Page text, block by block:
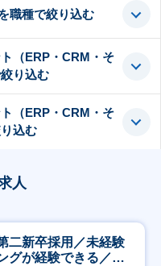
職種で絞り込む
（ERP・CRM・そ
り込む
（ERP・CRM・そ
込む
人
二新卒採用／未経験
グが経験できる／研